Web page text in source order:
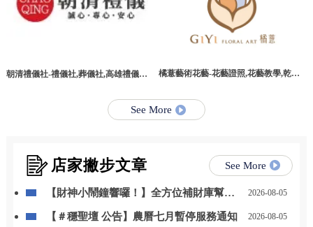
朝清禮儀社-禮儀社,葬儀社,高雄禮儀社,
橘薏藝術花藝-花藝證照,花藝教學,乾燥
See More
店家撇步文章 See More
【財神小鬧鐘響囉！】全方位補財庫幫你
2026-08-05
【＃穩聖壇 公告】農曆七月暫停服務通知 2026-08-05